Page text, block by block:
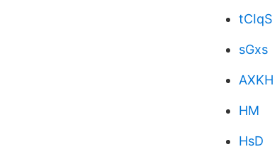
tCIqS
sGxs
AXKH
HM
HsD